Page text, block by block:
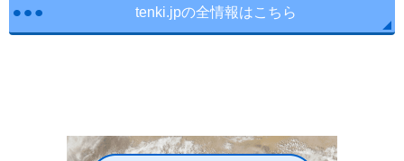
tenki.jpの全情報はこちら